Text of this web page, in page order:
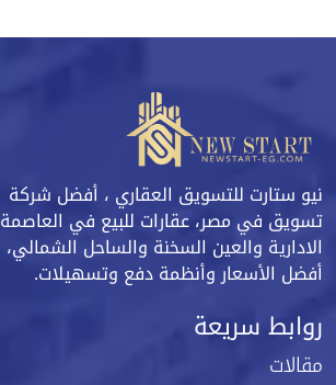
نيو ستارت للتسويق العقاري ، أفضل شركة
تسويق في مصر، عقارات للبيع في العاصمة
الادارية والعين السخنة والساحل الشمالي،
أفضل الأسعار وأنظمة دفع وتسهيلات.
روابط سريعة
مقالات